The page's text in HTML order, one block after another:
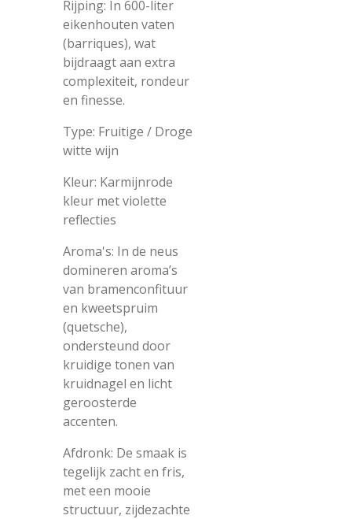
Rijping: In 600-liter
eikenhouten vaten
(barriques), wat
bijdraagt aan extra
complexiteit, rondeur
en finesse.
Type: Fruitige / Droge
witte wijn
Kleur: Karmijnrode
kleur met violette
reflecties
Aroma's: In de neus
domineren aroma’s
van bramenconfituur
en kweetspruim
(quetsche),
ondersteund door
kruidige tonen van
kruidnagel en licht
geroosterde
accenten.
Afdronk: De smaak is
tegelijk zacht en fris,
met een mooie
structuur, zijdezachte